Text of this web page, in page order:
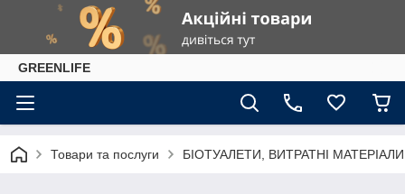
GREENLIFE
Товари та послуги БІОТУАЛЕТИ, ВИТРАТНІ МАТЕРІАЛИ